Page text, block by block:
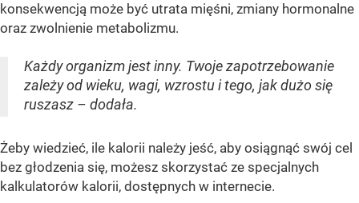
konsekwencją może być utrata mięśni, zmiany hormonalne
oraz zwolnienie metabolizmu.
Każdy organizm jest inny. Twoje zapotrzebowanie
zależy od wieku, wagi, wzrostu i tego, jak dużo się
ruszasz – dodała.
Żeby wiedzieć, ile kalorii należy jeść, aby osiągnąć swój cel
bez głodzenia się, możesz skorzystać ze specjalnych
kalkulatorów kalorii, dostępnych w internecie.